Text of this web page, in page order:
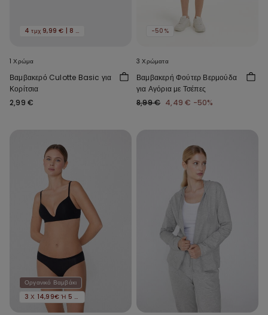
4 τμχ 9,99 € | 8 τμχ 16,99 €
1 Χρώμα
Βαμβακερό Culotte Basic για
Κορίτσια
2,99 €
-50%
3 Χρώματα
Βαμβακερή Φούτερ Βερμούδα
για Αγόρια με Τσέπες
8,99 € 4,49 € -50%
Οργανικό Βαμβάκι
3 Χ 14,99€ Ή 5 Χ 22,99€